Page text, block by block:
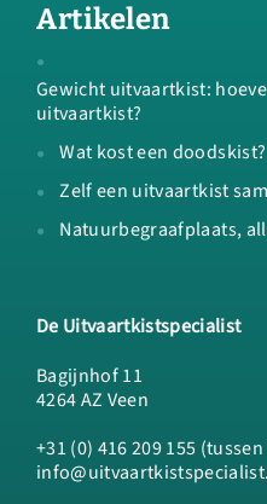
Artikelen
Gewicht uitvaartkist:
uitvaartkist?
Wat kost een doodskist?
Zelf een uitvaartkist
Natuurbegraafplaats,
De Uitvaartkistspecialist
Bagijnhof 11
4264 AZ Veen
+31 (0) 416 209 155